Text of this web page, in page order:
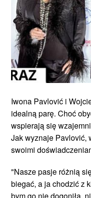
Iwona Pavlović i
idealną parę. Choć
wspierają się
Jak wyznaje Pavlović,
swoimi
"Nasze pasje różnią
biegać, a ja chodzić z
bym go nie dogoniła,